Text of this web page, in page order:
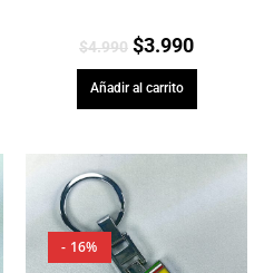
$4.990 $3.990
Añadir al carrito
- 16%